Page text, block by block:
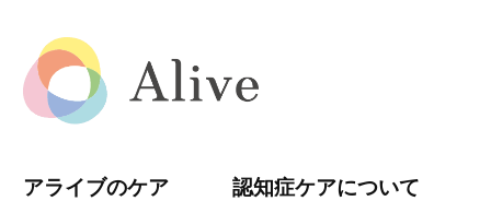
アライブのケア 認知症ケアについて